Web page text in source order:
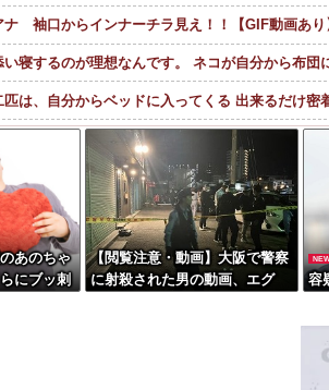
ナ 袖口からインナーチラ見え！！【GIF動画あり
い寝するのが理想なんです。 ネコが自分から布
匹は、自分からベッドに入ってくる 出来るだけ
美里「学生時代は全然モテなかったです」←こ
ゥーだらけの美人海鮮料理人、現る！！←コレ
職員が番組出演タレントから性被害！？←コレマ
人間の本音としてブサイクを見たら不愉快になる
スク美人さん、また我々を欺く」←海外でも流行
売りのおじさんにドローンを特攻させるおそロシ
あのちゃ
にブッ刺
【閲覧注意・動画】大阪で警察
に射殺された男の動画、エグ
容
w